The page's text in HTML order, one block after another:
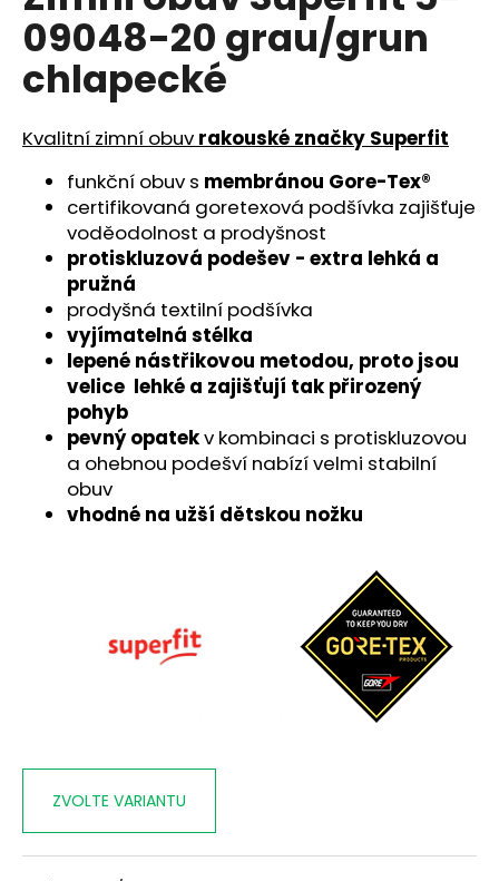
0,0
z
5
hvězdiček.
09048-20 grau/grun
chlapecké
Kvalitní zimní obuv rakouské značky Superfit
funkční obuv s membránou Gore-Tex®
certifikovaná goretexová podšívka zajišťuje
voděodolnost a prodyšnost
protiskluzová podešev - extra lehká a
pružná
prodyšná textilní podšívka
vyjímatelná stélka
lepené nástřikovou metodou, proto jsou
velice lehké a zajišťují tak přirozený
pohyb
pevný opatekv kombinaci s protiskluzovou
a ohebnou podešví nabízí velmi stabilní
obuv
vhodné na užší dětskou nožku
ZVOLTE VARIANTU
a
j
í
?
HLEDAT